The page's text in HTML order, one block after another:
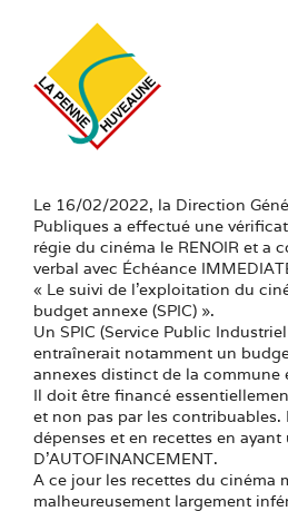
Le 16/02/2022, la Direction
Publiques a effectué une
régie du cinéma le RENOIR et a
verbal avec Échéance
« Le suivi de l’exploitation du
budget annexe (SPIC) ».
Un SPIC (Service Public
entraînerait notamment un
annexes distinct de la commune
Il doit être financé
et non pas par les contribuables.
dépenses et en recettes en ayant
D’AUTOFINANCEMENT.
A ce jour les recettes du cinéma
malheureusement largement